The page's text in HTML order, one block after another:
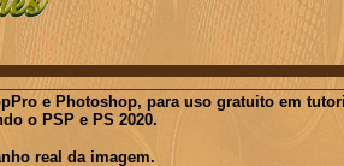
e Photoshop, para uso gratuito em
o PSP e PS 2020.
real da imagem.